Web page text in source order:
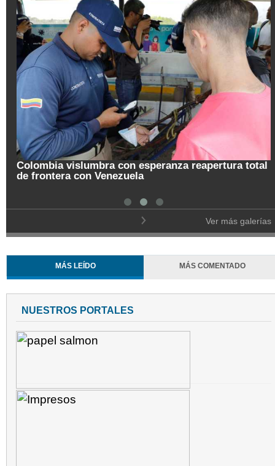
Colombia vislumbra con esperanza reapertura total
de frontera con Venezuela
Ver más galerías
MÁS LEÍDO MÁS COMENTADO
NUESTROS PORTALES